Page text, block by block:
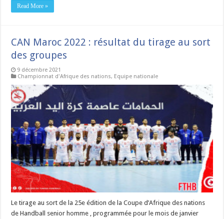
Read More »
CAN Maroc 2022 : résultat du tirage au sort
des groupes
9 décembre 2021
Championnat d'Afrique des nations, Equipe nationale
Le tirage au sort de la 25e édition de la Coupe d’Afrique des nations
de Handball senior homme , programmée pour le mois de janvier